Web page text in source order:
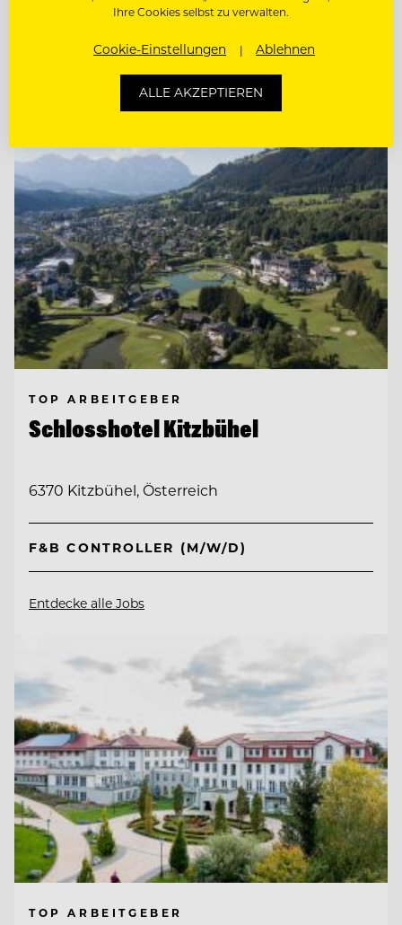
Entdecke alle Jobs
TOP ARBEITGEBER
Schlosshotel Kitzbühel
6370 Kitzbühel, Österreich
F&B CONTROLLER (M/W/D)
Entdecke alle Jobs
TOP ARBEITGEBER
Ihre Cookies selbst zu verwalten.
Cookie-Einstellungen Ablehnen
ALLE AKZEPTIEREN